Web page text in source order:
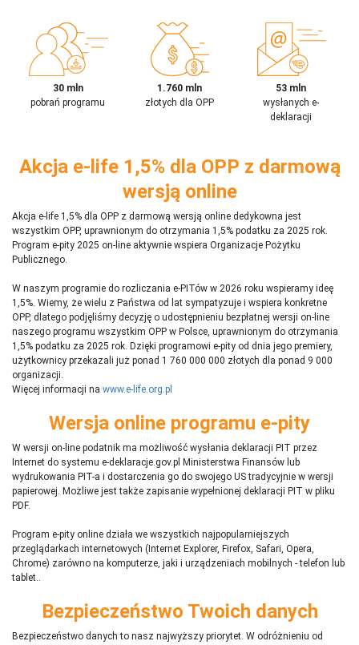
30 mln
pobrań programu
1.760 mln
złotych dla OPP
53 mln
wysłanych e-
deklaracji
Akcja e-life 1,5% dla OPP z darmową
wersją online
Akcja e-life 1,5% dla OPP z darmową wersją online dedykowna jest
wszystkim OPP, uprawnionym do otrzymania 1,5% podatku za 2025 rok.
Program e-pity 2025 on-line aktywnie wspiera Organizacje Pożytku
Publicznego.
W naszym programie do rozliczania e-PITów w 2026 roku wspieramy ideę
1,5%. Wiemy, że wielu z Państwa od lat sympatyzuje i wspiera konkretne
OPP, dlatego podjęliśmy decyzję o udostępnieniu bezpłatnej wersji on-line
naszego programu wszystkim OPP w Polsce, uprawnionym do otrzymania
1,5% podatku za 2025 rok. Dzięki programowi e-pity od dnia jego premiery,
użytkownicy przekazali już ponad 1 760 000 000 złotych dla ponad 9 000
organizacji.
Więcej informacji na www.e-life.org.pl
Wersja online programu e-pity
W wersji on-line podatnik ma możliwość wysłania deklaracji PIT przez
Internet do systemu e-deklaracje.gov.pl Ministerstwa Finansów lub
wydrukowania PIT-a i dostarczenia go do swojego US tradycyjnie w wersji
papierowej. Możliwe jest także zapisanie wypełnionej deklaracji PIT w pliku
PDF.
Program e-pity online działa we wszystkich najpopularniejszych
przeglądarkach internetowych (Internet Explorer, Firefox, Safari, Opera,
Chrome) zarówno na komputerze, jaki i urządzeniach mobilnych - telefon lub
tablet..
Bezpieczeństwo Twoich danych
Bezpieczeństwo danych to nasz najwyższy priorytet. W odróżnieniu od